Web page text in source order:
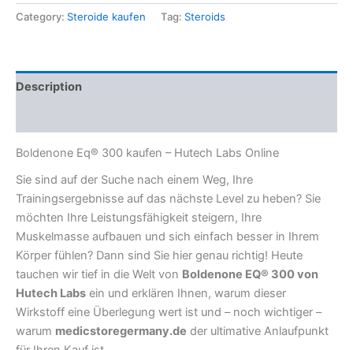
Category: Steroide kaufen Tag: Steroids
Description
Boldenone Eq® 300 kaufen – Hutech Labs Online
Sie sind auf der Suche nach einem Weg, Ihre
Trainingsergebnisse auf das nächste Level zu heben? Sie
möchten Ihre Leistungsfähigkeit steigern, Ihre
Muskelmasse aufbauen und sich einfach besser in Ihrem
Körper fühlen? Dann sind Sie hier genau richtig! Heute
tauchen wir tief in die Welt von Boldenone EQ® 300 von
Hutech Labs ein und erklären Ihnen, warum dieser
Wirkstoff eine Überlegung wert ist und – noch wichtiger –
warum medicstoregermany.de der ultimative Anlaufpunkt